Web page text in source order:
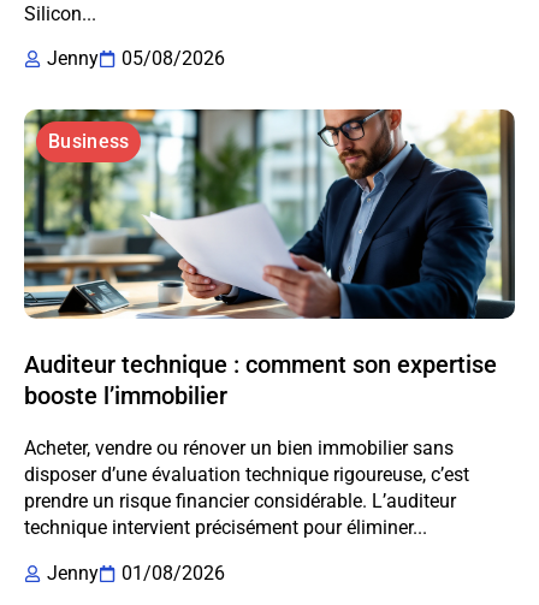
Silicon...
Jenny
05/08/2026
Business
Auditeur technique : comment son expertise
booste l’immobilier
Acheter, vendre ou rénover un bien immobilier sans
disposer d’une évaluation technique rigoureuse, c’est
prendre un risque financier considérable. L’auditeur
technique intervient précisément pour éliminer...
Jenny
01/08/2026